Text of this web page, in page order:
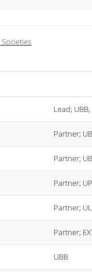
Lead;
Partner;
Partner;
Partner;
Partner; UL
Partner;
UBB